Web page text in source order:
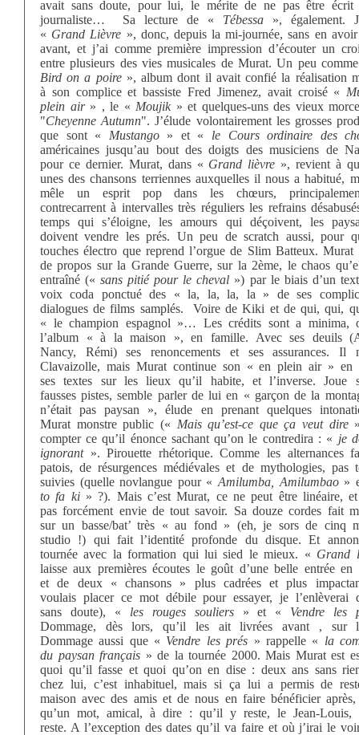
avait sans doute, pour lui, le mérite de ne pas être écrit
journaliste…
Sa lecture de « Tébessa », également.
« Grand Lièvre », donc, depuis la mi-journée, sans en
avant, et j’ai comme première impression d’écouter un
entre plusieurs des vies musicales de Murat. Un peu
Bird on a poire», album dont il avait confié la réalisation
à son complice et bassiste Fred Jimenez, avait croisé «
plein air» , le « Moujik » et quelques-uns des vieux
"Cheyenne Autumn". J’élude volontairement les grosses
que sont « Mustango» et « le Cours ordinaire des
américaines jusqu’au bout des doigts des musiciens de
pour ce dernier. Murat, dans « Grand lièvre », revient à
unes des chansons terriennes auxquelles il nous a habitué,
mêle un esprit pop dans les chœurs,
contrecarrent à intervalles très réguliers les refrains
temps qui s’éloigne, les amours qui déçoivent, les
doivent vendre les prés. Un peu de scratch aussi, pour
touches électro que reprend l’orgue de Slim Batteux. Murat
de propos sur la Grande Guerre, sur la 2ème, le chaos
entraîné («sans pitié pour le cheval ») par le biais d’un
voix coda ponctué des « la, la, la, la » de ses
dialogues de films samplés. Voire de Kiki et de qui, qui,
« le champion espagnol »… Les crédits sont a minima,
l’album « à la maison », en famille. Avec ses deuils
Nancy, Rémi) ses renoncements et ses assurances. Il
Clavaizolle, mais Murat continue son « en plein air » en
ses textes sur les lieux qu’il habite, et l’inverse. Joue
fausses pistes, semble parler de lui en « garçon de la
n’était pas paysan », élude en prenant quelques
Murat monstre public (« Mais qu’est-ce que ça veut dire
compter ce qu’il énonce sachant qu’on le contredira : « je
ignorant». Pirouette rhétorique. Comme les alternances
patois, de résurgences médiévales et de mythologies, pas
suivies (quelle novlangue pour « Amilumba, Amilumbao»
to fa ki» ?). Mais c’est Murat, ce ne peut être linéaire,
pas forcément envie de tout savoir. Sa douze cordes fait
sur un basse/bat’ très « au fond » (eh, je sors de cinq
studio !) qui fait l’identité profonde du disque. Et
tournée avec la formation qui lui sied le mieux. « Grand
laisse aux premières écoutes le goût d’une belle entrée en
et de deux « chansons » plus cadrées et plus
voulais placer ce mot débile pour essayer, je l’enlèverai
sans doute), « les rouges souliers » et « Vendre les
Dommage, dès lors, qu’il les ait livrées avant , sur
Dommage aussi que « Vendre les prés » rappelle « la
du paysan français » de la tournée 2000. Mais Murat est
quoi qu’il fasse et quoi qu’on en dise : deux ans sans
chez lui, c’est inhabituel, mais si ça lui a permis de
maison avec des amis et de nous en faire bénéficier
qu’un mot, amical, à dire : qu’il y reste, le Jean-Louis,
reste. A l’exception des dates qu’il va faire et où j’irai le